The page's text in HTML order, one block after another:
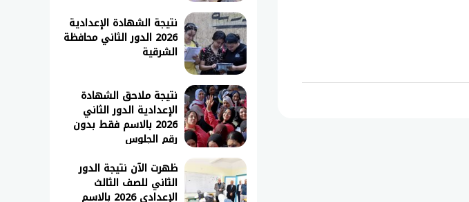
نتيجة الشهادة الإعدادية
2026 الدور الثاني محافظة
الشرقية
نتيجة ملاحق الشهادة
الإعدادية الدور الثاني
2026 بالاسم فقط بدون
رقم الجلوس
ظهرت الآن نتيجة الدور
الثاني للصف الثالث
الإعدادي 2026 بالاسم